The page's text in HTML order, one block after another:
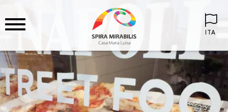
ITA